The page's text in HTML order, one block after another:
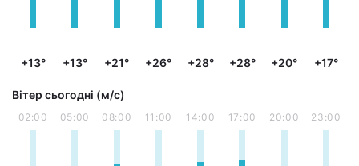
+13° +13° +21° +26° +28° +28° +20° +17°
Вітер сьогодні (м/с)
02:00 05:00 08:00 11:00 14:00 17:00 20:00 23:00